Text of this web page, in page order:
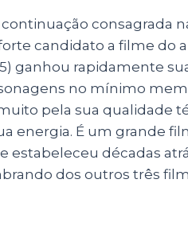
consagrada
candidato a filme do
ganhou rapidamente
no mínimo
pela sua qualidade
energia. É um grande
estabeleceu décadas
dos outros três